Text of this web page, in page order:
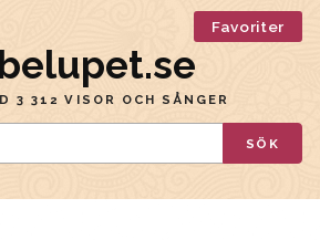
Favoriter
3 312 VISOR OCH SÅNGER
SÖK